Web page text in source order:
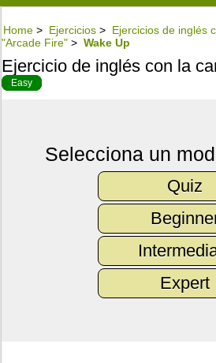
Home > Ejercicios > Ejercicios de inglés
"Arcade Fire" > Wake Up
Ejercicio de inglés con la
Easy
Selecciona un
Quiz
Expert